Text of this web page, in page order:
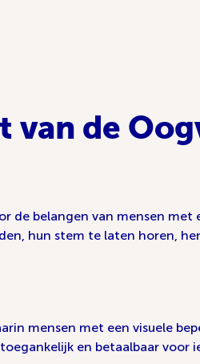
van de
de belangen van mensen
hun stem te laten horen,
mensen met een visuele
en betaalbaar voor